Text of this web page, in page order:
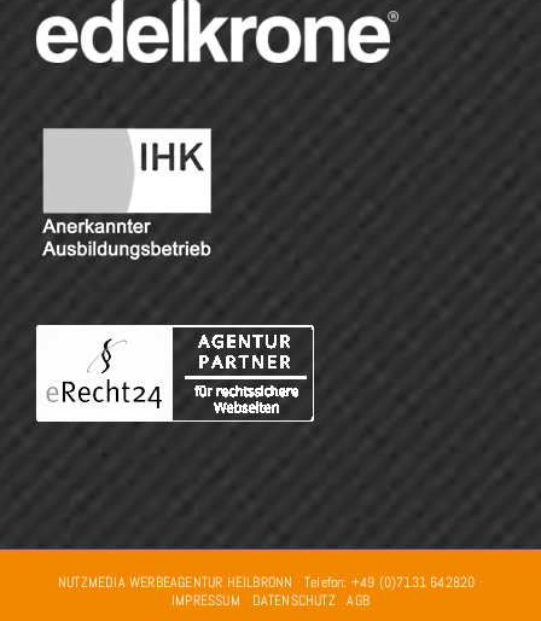
NUTZMEDIA WERBEAGENTUR HEILBRONN · Telefon: +49 (0)7131 642820 ·
IMPRESSUM · DATENSCHUTZ·AGB